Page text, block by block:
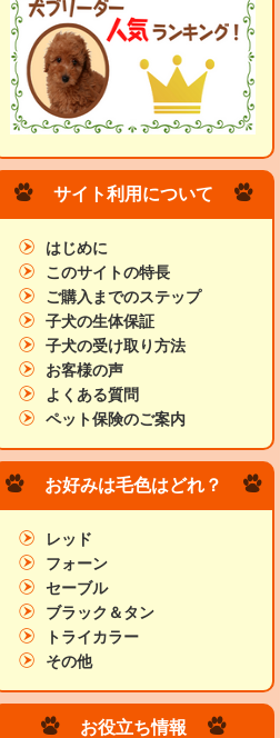
サイト利用について
はじめに
このサイトの特長
ご購入までのステップ
子犬の生体保証
子犬の受け取り方法
お客様の声
よくある質問
ペット保険のご案内
お好みは毛色はどれ？
レッド
フォーン
セーブル
ブラック＆タン
トライカラー
その他
お役立ち情報